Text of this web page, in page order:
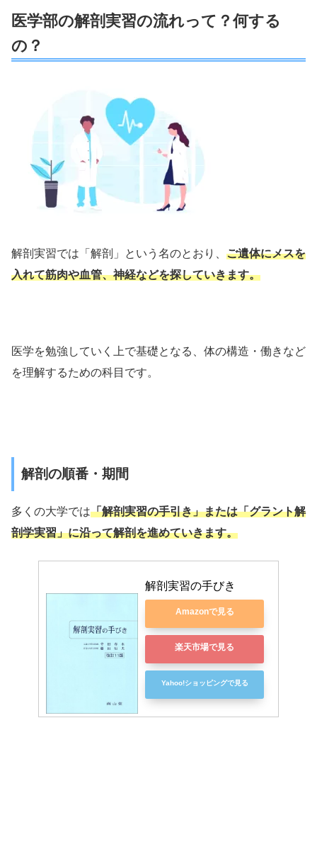
医学部の解剖実習の流れって？何する
の？
解剖実習では「解剖」という名のとおり、 ご遺体にメスを
入れて筋肉や血管、神経などを探していきます。
医学を勉強していく上で基礎となる、体の構造・働きなど
を理解するための科目です。
解剖の順番・期間
多くの大学では「解剖実習の手引き」または「グラント解
剖学実習」に沿って解剖を進めていきます。
解剖実習の手びき
Amazonで見る
楽天市場で見る
Yahoo!ショッピングで見る